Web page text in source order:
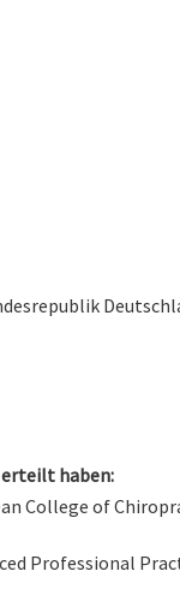
erteilt haben:
College of
Professional